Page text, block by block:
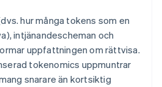
hur många tokens som en
intjänandescheman och
uppfattningen om rättvisa.
tokenomics uppmuntrar
snarare än kortsiktig